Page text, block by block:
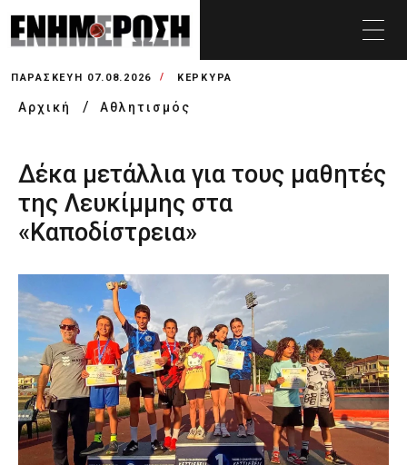
ΠΑΡΑΣΚΕΥΉ 07.08.2026 ΚΕΡΚΥΡΑ
Αρχική Αθλητισμός
Δέκα μετάλλια για τους μαθητές
της Λευκίμμης στα
«Καποδίστρεια»